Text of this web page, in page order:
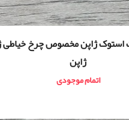
110 ولت استوک ژاپن مخصوص چرخ
ژاپن
اتمام موجودی